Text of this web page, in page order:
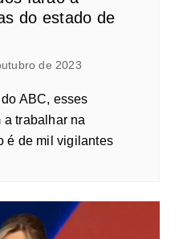
do estado de
de 2023
ABC, esses
a trabalhar na
é de mil vigilantes